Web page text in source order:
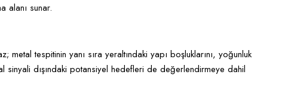
alanı sunar.
tespitinin yanı sıra yeraltındaki yapı boşluklarını, yoğunluk
sinyali dışındaki potansiyel hedefleri de değerlendirmeye dahil